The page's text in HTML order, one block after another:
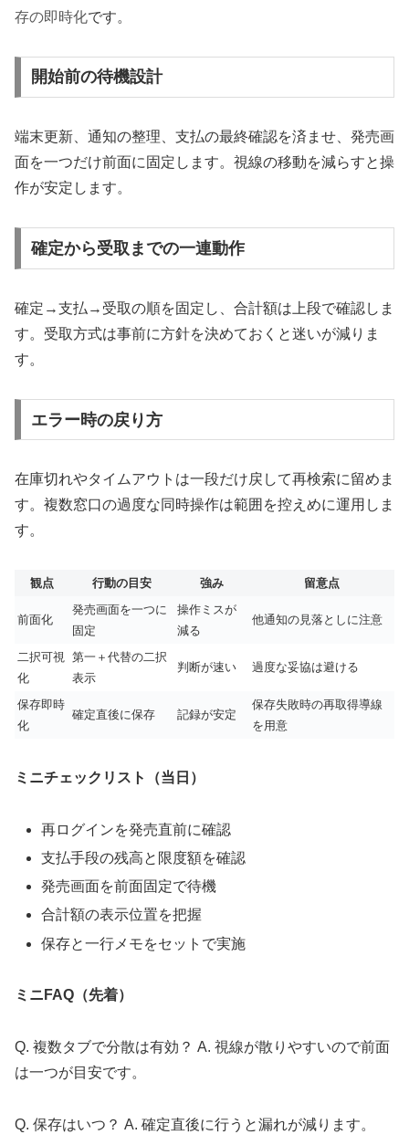
存の即時化です。
開始前の待機設計
端末更新、通知の整理、支払の最終確認を済ませ、発売画
面を一つだけ前面に固定します。視線の移動を減らすと操
作が安定します。
確定から受取までの一連動作
確定→支払→受取の順を固定し、合計額は上段で確認しま
す。受取方式は事前に方針を決めておくと迷いが減りま
す。
エラー時の戻り方
在庫切れやタイムアウトは一段だけ戻して再検索に留めま
す。複数窓口の過度な同時操作は範囲を控えめに運用しま
す。
観点 行動の目安 強み 留意点
前面化
発売画面を一つに
固定
操作ミスが
減る
他通知の見落としに注意
二択可視
化
第一＋代替の二択
表示
判断が速い 過度な妥協は避ける
保存即時
化
確定直後に保存 記録が安定
保存失敗時の再取得導線
を用意
ミニチェックリスト（当日）
再ログインを発売直前に確認
支払手段の残高と限度額を確認
発売画面を前面固定で待機
合計額の表示位置を把握
保存と一行メモをセットで実施
ミニFAQ（先着）
Q. 複数タブで分散は有効？ A. 視線が散りやすいので前面
は一つが目安です。
Q. 保存はいつ？ A. 確定直後に行うと漏れが減ります。